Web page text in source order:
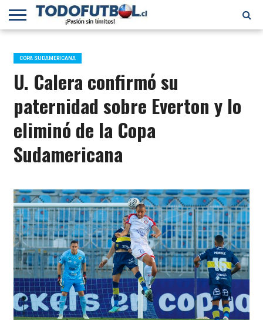
PRIMERA
B
SELECCIÓN
CHILENA
CHILENOS
EN EL
MUNDO
FÚTBOL
INTERNACIONAL
COPA SUDAMERICANA
U. Calera confirmó su
paternidad sobre Everton y lo
eliminó de la Copa
Sudamericana